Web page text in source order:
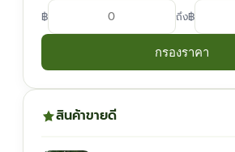
฿ ถึง฿
กรองราคา
สินค้าขายดี